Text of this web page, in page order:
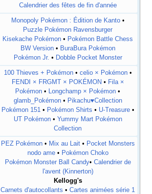
Calendrier des fêtes de fin d'année
Monopoly Pokémon : Édition de Kanto•
Puzzle Pokémon Ravensburger
Kisekache Pokémon • Pokémon Battle Chess
BW Version• BuraBura Pokémon
Pokémon Jr. • Dobble Pocket Monster
100 Thieves + Pokémon• celio × Pokémon•
FENDI × FRGMT × POKÉMON • Fila ×
Pokémon • Longchamp × Pokémon •
glamb_Pokémon• Pikachu♥Collection
Pokémon 151• Pokémon Shirts • U-Treasure•
UT Pokémon• Yummy Mart Pokémon
Collection
PEZ Pokémon• Mix au Lait• Pocket Monsters
nodo ame• Pokémon Choko
Pokémon Monster Ball Candy• Calendrier de
l'avent (Kinnerton)
Kellogg's
Carnets d'autocollants • Cartes animées série 1